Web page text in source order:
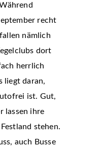
recht
nämlich
dort
herrlich
liegt daran,
ist. Gut,
lassen ihre
stehen.
auch Busse